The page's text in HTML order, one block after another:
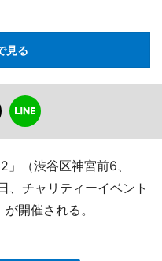
見る
（渋谷区神宮前6、
チャリティーイベント
開催される。